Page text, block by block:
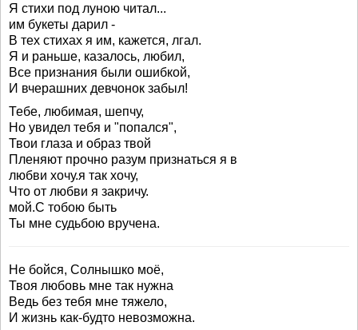
Я стихи под луною читал...
им букеты дарил -
В тех стихах я им, кажется, лгал.
Я и раньше, казалось, любил,
Все признания были ошибкой,
И вчерашних девчонок забыл!
Тебе, любимая, шепчу,
Но увидел тебя и "попался",
Твои глаза и образ твой
Пленяют прочно разум признаться я в
любви хочу.я так хочу,
Что от любви я закричу.
мой.С тобою быть
Ты мне судьбою вручена.
Не бойся, Солнышко моё,
Твоя любовь мне так нужна
Ведь без тебя мне тяжело,
И жизнь как-будто невозможна.